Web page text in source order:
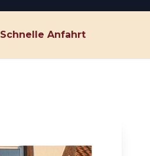
Schnelle Anfahrt